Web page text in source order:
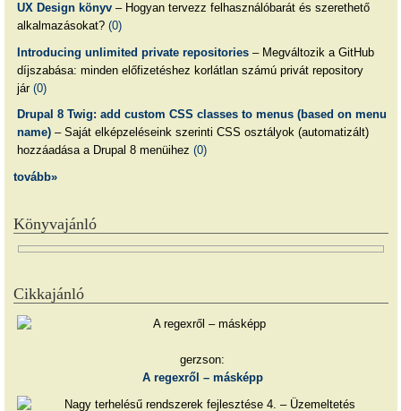
UX Design könyv– Hogyan tervezz felhasználóbarát és szerethető
alkalmazásokat? (0)
Introducing unlimited private repositories– Megváltozik a GitHub
díjszabása: minden előfizetéshez korlátlan számú privát repository
jár (0)
Drupal 8 Twig: add custom CSS classes to menus (based on menu
name)– Saját elképzeléseink szerinti CSS osztályok (automatizált)
hozzáadása a Drupal 8 menüihez (0)
tovább»
Könyvajánló
Cikkajánló
gerzson:
A regexről – másképp